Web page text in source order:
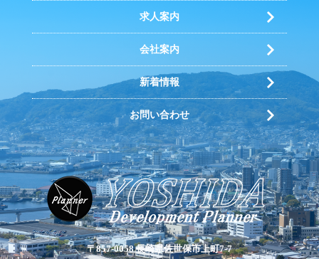
求人案内
会社案内
新着情報
お問い合わせ
〒857-0058 長崎県佐世保市上町7-7